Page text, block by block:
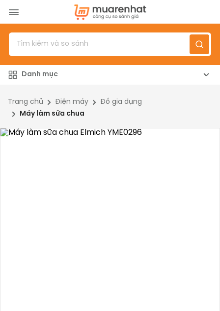
Menu
Sản phẩm
Đánh giá sản phẩm
Đăng nhập/Đăng ký
Danh mục
Trang chủ Điện máy
Đồ gia dụng
Máy làm sữa chua